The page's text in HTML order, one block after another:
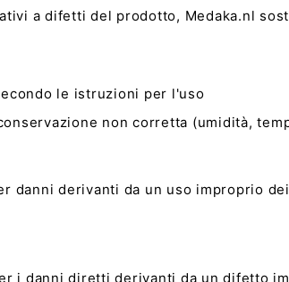
a difetti del prodotto, Medaka.nl
le istruzioni per l'uso
non corretta (umidità,
danni derivanti da un uso improprio
i danni diretti derivanti da un difetto